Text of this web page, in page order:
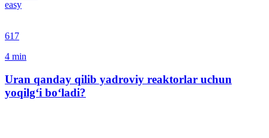
easy
617
4 min
Uran qanday qilib yadroviy reaktorlar uchun
yoqilg‘i bo‘ladi?